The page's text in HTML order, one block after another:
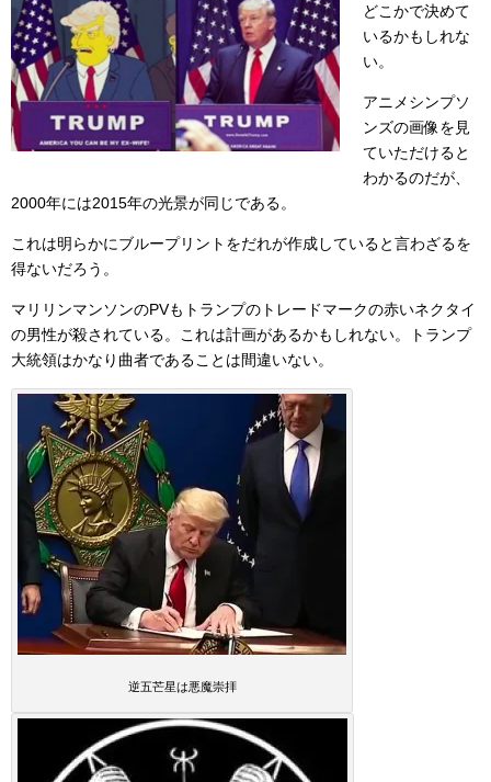
どこかで決めて
いるかもしれな
い。
アニメシンプソ
ンズの画像を見
ていただけると
わかるのだが、
2000年には2015年の光景が同じである。
これは明らかにブループリントをだれが作成していると言わざるを
得ないだろう。
マリリンマンソンのPVもトランプのトレードマークの赤いネクタイ
の男性が殺されている。これは計画があるかもしれない。トランプ
大統領はかなり曲者であることは間違いない。
逆五芒星は悪魔崇拝